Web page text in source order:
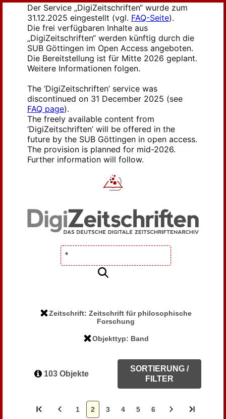
Der Service „DigiZeitschriften“ wurde zum
31.12.2025 eingestellt (vgl. FAQ-Seite).
Die frei verfügbaren Inhalte aus
„DigiZeitschriften“ werden künftig durch die
SUB Göttingen im Open Access angeboten.
Die Bereitstellung ist für Mitte 2026 geplant.
Weitere Informationen folgen.
The ‘DigiZeitschriften’ service was
discontinued on 31 December 2025 (see
FAQ page).
The freely available content from
‘DigiZeitschriften’ will be offered in the
future by the SUB Göttingen in open access.
The provision is planned for mid-2026.
Further information will follow.
Zeitschrift: Zeitschrift für philosophische
Forschung
Objekttyp: Band
103 Objekte
SORTIERUNG /
FILTER
1 2 3 4 5 6